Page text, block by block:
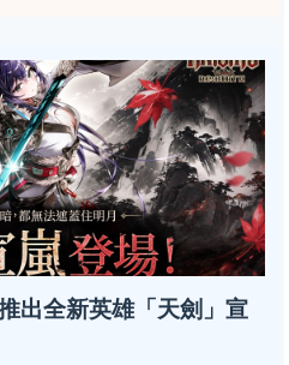
出全新英雄「天劍」宣